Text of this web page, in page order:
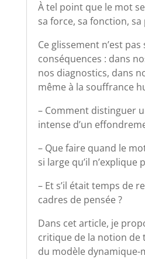
À tel point que le mot
sa force, sa fonction,
Ce glissement n’est pas
conséquences : dans
nos diagnostics, dans
même à la souffrance
– Comment distinguer
intense d’un
– Que faire quand le
si large qu’il n’explique
– Et s’il était temps de
cadres de pensée ?
Dans cet article, je
critique de la notion de
du modèle